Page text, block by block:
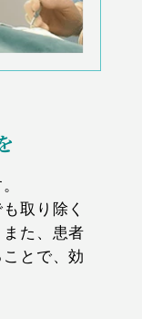
取り除く
た、患者
とで、効